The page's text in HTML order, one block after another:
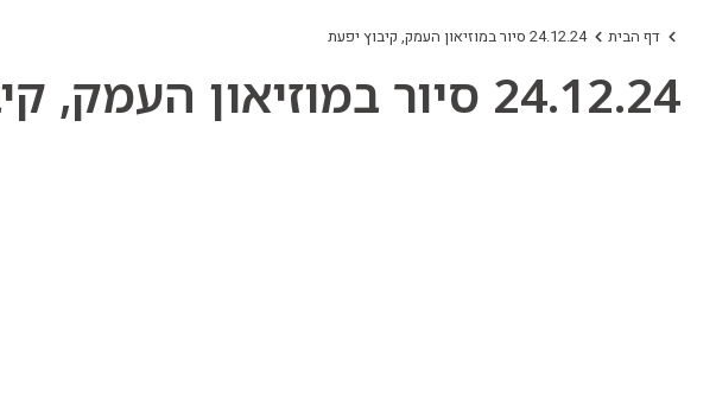
דף הבית 24.12.24 סיור במוזיאון העמק, קיבוץ יפעת
24.12.24 סיור במוזיאון העמק, קיבוץ יפעת